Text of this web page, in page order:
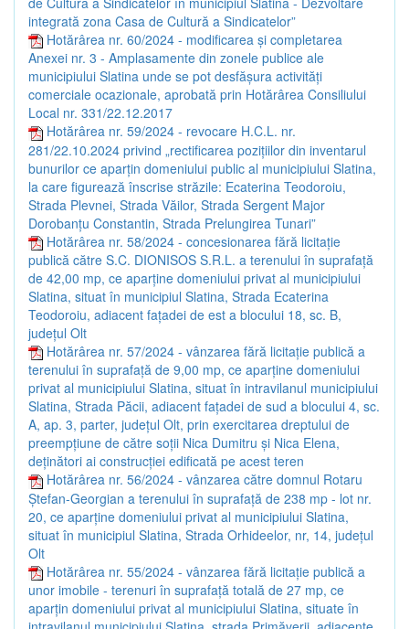
integrată zona Casa de Cultură a Sindicatelor”
Hotărârea nr. 60/2024 - modificarea și completarea
Anexei nr. 3 - Amplasamente din zonele publice ale
municipiului Slatina unde se pot desfășura activități
comerciale ocazionale, aprobată prin Hotărârea Consiliului
Local nr. 331/22.12.2017
Hotărârea nr. 59/2024 - revocare H.C.L. nr.
281/22.10.2024 privind „rectificarea pozițiilor din inventarul
bunurilor ce aparțin domeniului public al municipiului Slatina,
la care figurează înscrise străzile: Ecaterina Teodoroiu,
Strada Plevnei, Strada Văilor, Strada Sergent Major
Dorobanțu Constantin, Strada Prelungirea Tunari”
Hotărârea nr. 58/2024 - concesionarea fără licitație
publică către S.C. DIONISOS S.R.L. a terenului în suprafață
de 42,00 mp, ce aparține domeniului privat al municipiului
Slatina, situat în municipiul Slatina, Strada Ecaterina
Teodoroiu, adiacent fațadei de est a blocului 18, sc. B,
județul Olt
Hotărârea nr. 57/2024 - vânzarea fără licitație publică a
terenului în suprafață de 9,00 mp, ce aparține domeniului
privat al municipiului Slatina, situat în intravilanul municipiului
Slatina, Strada Păcii, adiacent fațadei de sud a blocului 4, sc.
A, ap. 3, parter, județul Olt, prin exercitarea dreptului de
preempțiune de către soții Nica Dumitru și Nica Elena,
deținători ai construcției edificată pe acest teren
Hotărârea nr. 56/2024 - vânzarea către domnul Rotaru
Ștefan-Georgian a terenului în suprafață de 238 mp - lot nr.
20, ce aparține domeniului privat al municipiului Slatina,
situat în municipiul Slatina, Strada Orhideelor, nr, 14, județul
Olt
Hotărârea nr. 55/2024 - vânzarea fără licitație publică a
unor imobile - terenuri în suprafață totală de 27 mp, ce
aparțin domeniului privat al municipiului Slatina, situate în